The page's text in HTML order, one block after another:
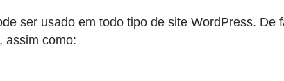
ser usado em todo tipo de site WordPress. De
assim como: